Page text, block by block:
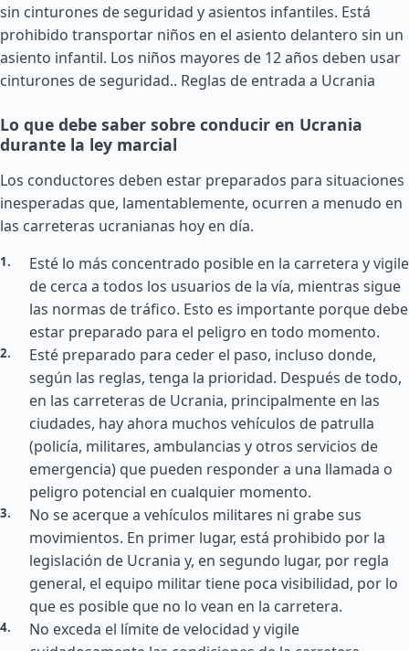
sin cinturones de seguridad y asientos infantiles. Está
prohibido transportar niños en el asiento delantero sin un
asiento infantil. Los niños mayores de 12 años deben usar
cinturones de seguridad.. Reglas de entrada a Ucrania
Lo que debe saber sobre conducir en Ucrania
durante la ley marcial
Los conductores deben estar preparados para situaciones
inesperadas que, lamentablemente, ocurren a menudo en
las carreteras ucranianas hoy en día.
Esté lo más concentrado posible en la carretera y vigile
de cerca a todos los usuarios de la vía, mientras sigue
las normas de tráfico. Esto es importante porque debe
estar preparado para el peligro en todo momento.
Esté preparado para ceder el paso, incluso donde,
según las reglas, tenga la prioridad. Después de todo,
en las carreteras de Ucrania, principalmente en las
ciudades, hay ahora muchos vehículos de patrulla
(policía, militares, ambulancias y otros servicios de
emergencia) que pueden responder a una llamada o
peligro potencial en cualquier momento.
No se acerque a vehículos militares ni grabe sus
movimientos. En primer lugar, está prohibido por la
legislación de Ucrania y, en segundo lugar, por regla
general, el equipo militar tiene poca visibilidad, por lo
que es posible que no lo vean en la carretera.
No exceda el límite de velocidad y vigile